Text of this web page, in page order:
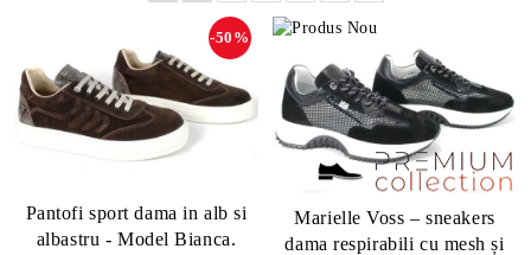
Pantofi sport dama in alb si
albastru - Model Bianca.
-50%
Marielle Voss – sneakers
dama respirabili cu mesh și